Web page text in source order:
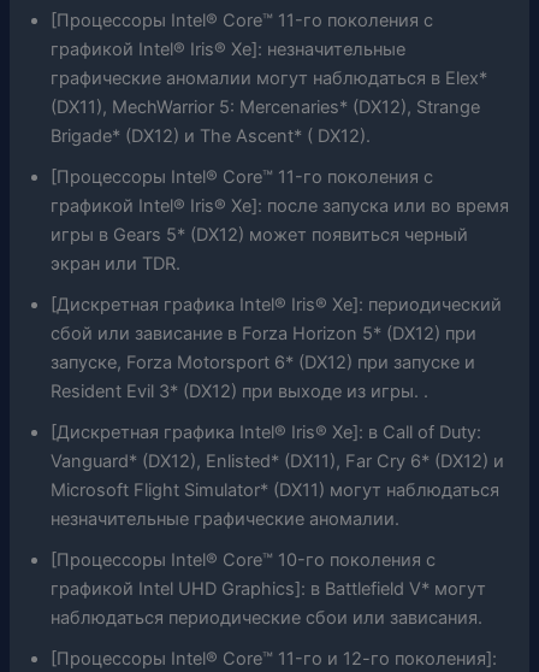
[Процессоры Intel® Core™ 11-го поколения с
графикой Intel® Iris® Xe]: незначительные
графические аномалии могут наблюдаться в Elex*
(DX11), MechWarrior 5: Mercenaries* (DX12), Strange
Brigade* (DX12) и The Ascent* ( DX12).
[Процессоры Intel® Core™ 11-го поколения с
графикой Intel® Iris® Xe]: после запуска или во время
игры в Gears 5* (DX12) может появиться черный
экран или TDR.
[Дискретная графика Intel® Iris® Xe]: периодический
сбой или зависание в Forza Horizon 5* (DX12) при
запуске, Forza Motorsport 6* (DX12) при запуске и
Resident Evil 3* (DX12) при выходе из игры. .
[Дискретная графика Intel® Iris® Xe]: в Call of Duty:
Vanguard* (DX12), Enlisted* (DX11), Far Cry 6* (DX12) и
Microsoft Flight Simulator* (DX11) могут наблюдаться
незначительные графические аномалии.
[Процессоры Intel® Core™ 10-го поколения с
графикой Intel UHD Graphics]: в Battlefield V* могут
наблюдаться периодические сбои или зависания.
[Процессоры Intel® Core™ 11-го и 12-го поколения]: